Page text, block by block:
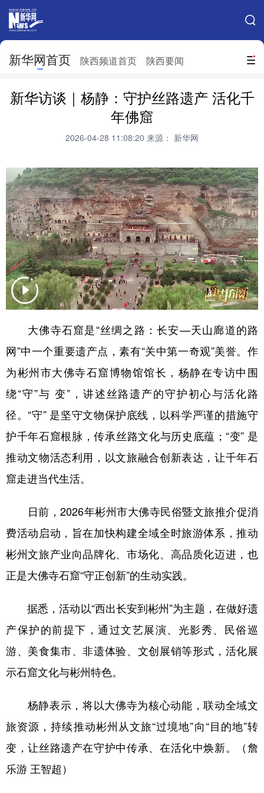
搜索
新华网首页 陕西频道首页 陕西要闻
网站地图
北京 天津 河北 山西
吉林 上海
山东 河南 湖北 湖南
广东 广西 海南 重庆
四川 贵州 云南 西藏
陕西 甘肃 青海 宁夏
新疆 内蒙古 黑龙江
新华访谈｜杨静：守护丝路遗产 活化千
年佛窟
2026-04-28 11:08:20 来源： 新华网
大佛寺石窟是“丝绸之路：长安—天山廊道的路
网”中一个重要遗产点，素有“关中第一奇观”美誉。作
为彬州市大佛寺石窟博物馆馆长，杨静在专访中围
绕“守”与 变”，讲述丝路遗产的守护初心与活化路
径。“守” 是坚守文物保护底线，以科学严谨的措施守
护千年石窟根脉，传承丝路文化与历史底蕴；“变” 是
推动文物活态利用，以文旅融合创新表达，让千年石
窟走进当代生活。
日前，2026年彬州市大佛寺民俗暨文旅推介促消
费活动启动，旨在加快构建全域全时旅游体系，推动
彬州文旅产业向品牌化、市场化、高品质化迈进，也
正是大佛寺石窟“守正创新”的生动实践。
据悉，活动以“西出长安到彬州”为主题，在做好遗
产保护的前提下，通过文艺展演、光影秀、民俗巡
游、美食集市、非遗体验、文创展销等形式，活化展
示石窟文化与彬州特色。
杨静表示，将以大佛寺为核心动能，联动全域文
旅资源，持续推动彬州从文旅“过境地”向“目的地”转
变，让丝路遗产在守护中传承、在活化中焕新。（詹
乐游 王智超）